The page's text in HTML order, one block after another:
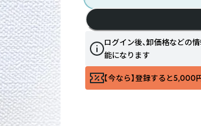
ログイン後、卸価格などの
能になります
【今なら】登録すると5,000